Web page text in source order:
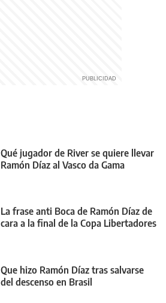
Qué jugador de River se quiere llevar
Ramón Díaz al Vasco da Gama
La frase anti Boca de Ramón Díaz de
cara a la final de la Copa Libertadores
Que hizo Ramón Díaz tras salvarse
del descenso en Brasil